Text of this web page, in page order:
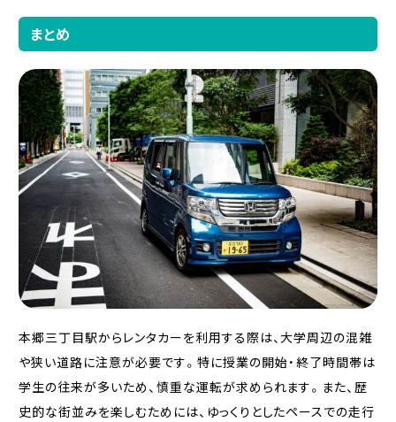
まとめ
本郷三丁目駅からレンタカーを利用する際は、大学周辺の混雑
や狭い道路に注意が必要です。特に授業の開始・終了時間帯は
学生の往来が多いため、慎重な運転が求められます。また、歴
史的な街並みを楽しむためには、ゆっくりとしたペースでの走行